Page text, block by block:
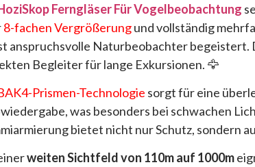
Ferngläser Für Vogelbeobachtung
8-fachen Vergrößerungund vollständig
anspruchsvolle Naturbeobachter begeistert.
Begleiter für lange Exkursionen. 🦅
Prismen-Technologie sorgt für eine
was besonders bei schwachen
bietet nicht nur Schutz, sondern
weiten Sichtfeld von 110m auf 1000m